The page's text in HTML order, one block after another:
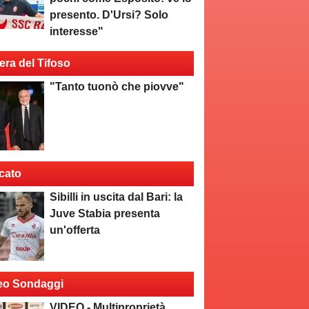
presento. D'Ursi? Solo
interesse"
del Tifoso
"Tanto tuonò che piovve"
Sibilli in uscita dal Bari: la
Juve Stabia presenta
un'offerta
Sondaggi